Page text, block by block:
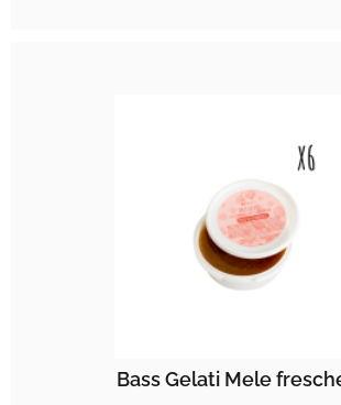
Bass Gelati Mele